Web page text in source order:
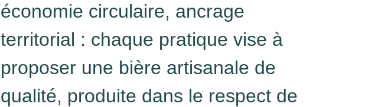
économie circulaire, ancrage
territorial : chaque pratique vise à
proposer une bière artisanale de
qualité, produite dans le respect de